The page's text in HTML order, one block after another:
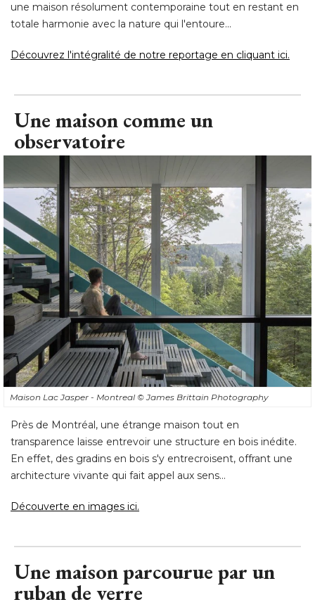
une maison résolument contemporaine tout en restant en
totale harmonie avec la nature qui l'entoure...
Découvrez l'intégralité de notre reportage en cliquant ici.
Une maison comme un
observatoire
Maison Lac Jasper - Montreal © James Brittain Photography
Près de Montréal, une étrange maison tout en
transparence laisse entrevoir une structure en bois inédite.
En effet, des gradins en bois s'y entrecroisent, offrant une
architecture vivante qui fait appel aux sens...
Découverte en images ici.
Une maison parcourue par un
ruban de verre